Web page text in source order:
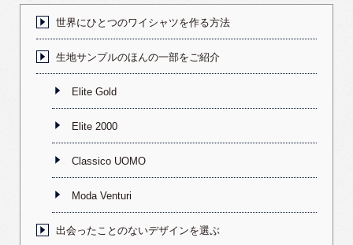
世界にひとつのワイシャツを作る方法
生地サンプルのほんの一部をご紹介
Elite Gold
Elite 2000
Classico UOMO
Moda Venturi
出会ったことのないデザインを選ぶ